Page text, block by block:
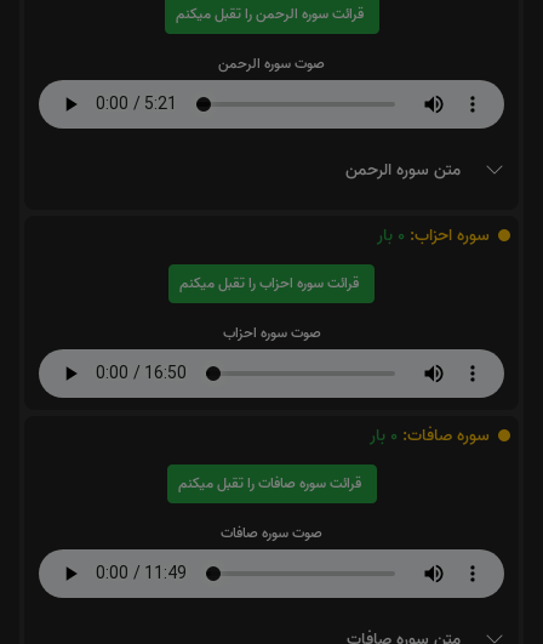
قرائت سوره الرحمن را تقبل میکنم
صوت سوره الرحمن
متن سوره الرحمن
سوره احزاب: 0 بار
قرائت سوره احزاب را تقبل میکنم
صوت سوره احزاب
سوره صافات: 0 بار
قرائت سوره صافات را تقبل میکنم
صوت سوره صافات